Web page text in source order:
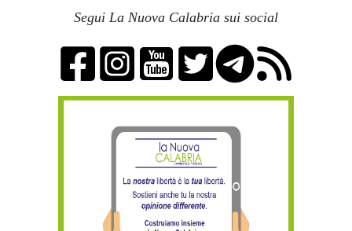
Segui La Nuova Calabria sui social